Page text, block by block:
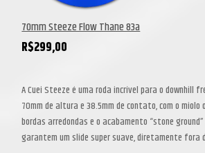
70mm Steeze Flow Thane 83a
R$299,00
A Cuei Steeze é uma roda incrível para o downhill
70mm de altura e 38.5mm de contato, com o
bordas arredondas e o acabamento “stone
garantem um slide super suave, diretamente fora